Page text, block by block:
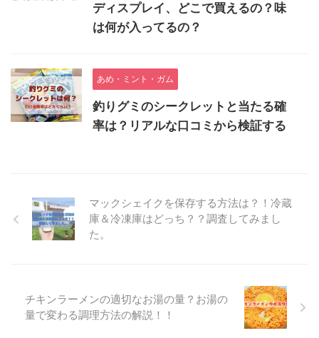
ディスプレイ、どこで買えるの？味
は何が入ってるの？
あめ・ミント・ガム
釣りグミのシークレットと当たる確
率は？リアルな口コミから検証する
マックシェイクを保存する方法は？！冷蔵
庫＆冷凍庫はどっち？？調査してみまし
た。
チキンラーメンの適切なお湯の量？お湯の
量で変わる調理方法の解説！！